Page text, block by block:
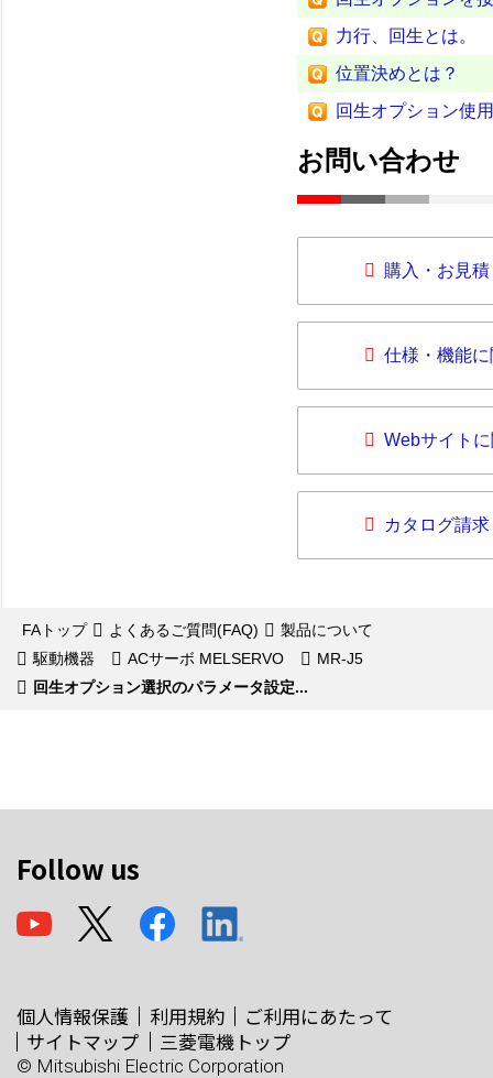
力行、回生とは。
位置決めとは？
回生オプション使
お問い合わせ
購入・お見
仕様・機能
Webサイト
カタログ請求
FAトップ よくあるご質問(FAQ)
製品について
駆動機器
ACサーボ MELSERVO
MR-J5
回生オプション選択のパラメータ設定...
Follow us
個人情報保護 利用規約
ご利用にあたって
サイトマップ
三菱電機トップ
© Mitsubishi Electric Corporation